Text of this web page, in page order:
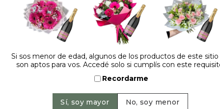
1 opinión +
Dejá tu opinión
Si sos menor de edad, algunos de los productos de este
son aptos para vos. Accedé solo si cumplís con este
Recordarme